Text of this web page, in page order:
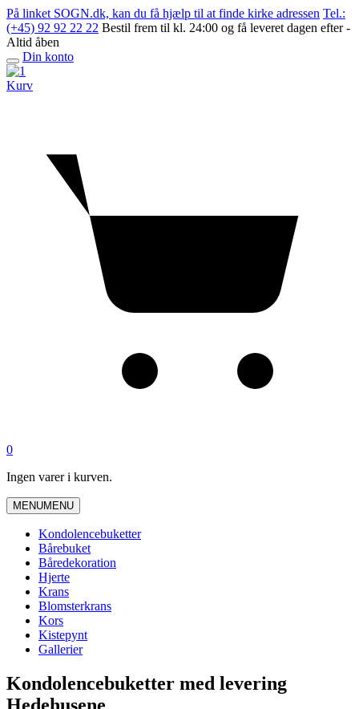
Skip
to
content
På linket SOGN.dk, kan du få hjælp til at finde kirke adressen Tel.:
(+45) 92 92 22 22 Bestil frem til kl. 24:00 og få leveret dagen efter -
Altid åben
Open
menu
Din konto
Kurv
0
Ingen varer i kurven.
MENUMENU
Kondolencebuketter
Bårebuket
Båredekoration
Hjerte
Krans
Blomsterkrans
Kors
Kistepynt
Gallerier
Kondolencebuketter med levering